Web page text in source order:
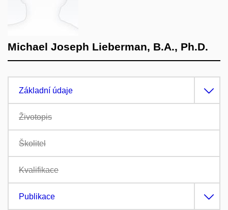
Michael Joseph Lieberman, B.A., Ph.D.
Základní údaje
Životopis
Školitel
Kvalifikace
Publikace